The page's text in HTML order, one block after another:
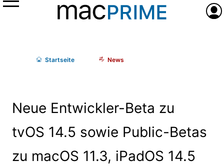
Menü
Startseite News
Neue Entwickler-Beta zu
tvOS 14.5 sowie Public-Betas
zu macOS 11.3, iPadOS 14.5